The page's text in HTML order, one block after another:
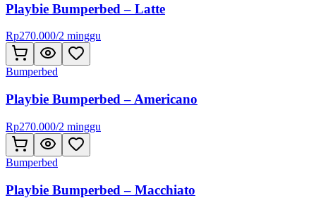
Playbie Bumperbed – Latte
Rp270.000/2 minggu
Bumperbed
Playbie Bumperbed – Americano
Rp270.000/2 minggu
Bumperbed
Playbie Bumperbed – Macchiato